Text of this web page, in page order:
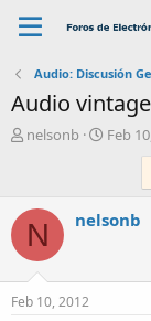
Audio: Discusión
Audio
A
r
nelsonb
F
a
d
Feb
N nelsonb
Feb 10, 2012